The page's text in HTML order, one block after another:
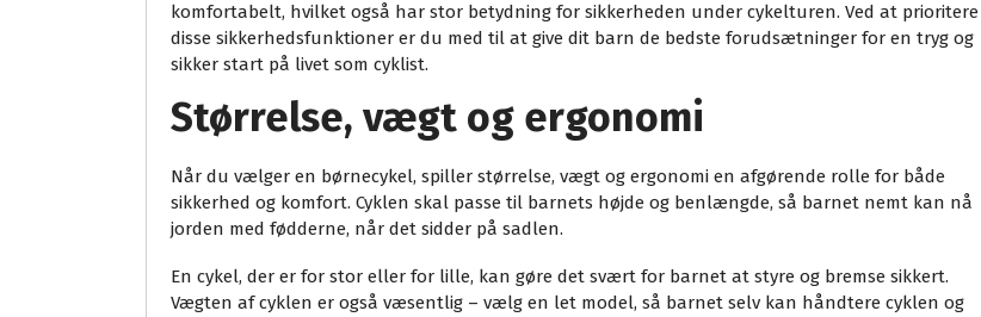
komfortabelt, hvilket også har stor betydning for sikkerheden under cykelturen. Ved at prioritere
disse sikkerhedsfunktioner er du med til at give dit barn de bedste forudsætninger for en tryg og
sikker start på livet som cyklist.
Størrelse, vægt og ergonomi
Når du vælger en børnecykel, spiller størrelse, vægt og ergonomi en afgørende rolle for både
sikkerhed og komfort. Cyklen skal passe til barnets højde og benlængde, så barnet nemt kan nå
jorden med fødderne, når det sidder på sadlen.
En cykel, der er for stor eller for lille, kan gøre det svært for barnet at styre og bremse sikkert.
Vægten af cyklen er også væsentlig – vælg en let model, så barnet selv kan håndtere cyklen og